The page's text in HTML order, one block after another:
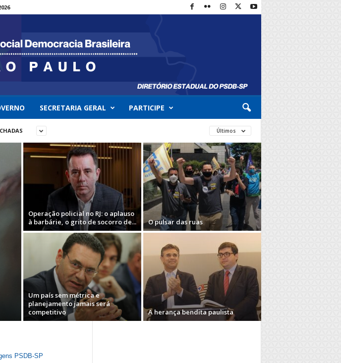
SECRETARIA GERAL PARTICIPE
Últimos
Operação policial no RJ: o aplauso
à barbárie, o grito de socorro de...
O pulsar das ruas
Um país sem métrica e
planejamento jamais será
competitivo
A herança bendita paulista